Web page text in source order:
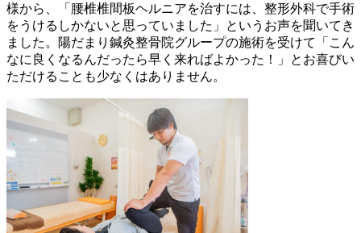
様から、「腰椎椎間板ヘルニアを治すには、整形外科で手術
をうけるしかないと思っていました」というお声を聞いてき
ました。陽だまり鍼灸整骨院グループの施術を受けて「こん
なに良くなるんだったら早く来ればよかった！」とお喜びい
ただけることも少なくはありません。